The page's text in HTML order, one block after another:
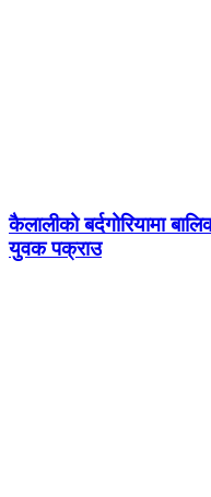
कैलालीको बर्दगोरियामा
युवक पक्राउ